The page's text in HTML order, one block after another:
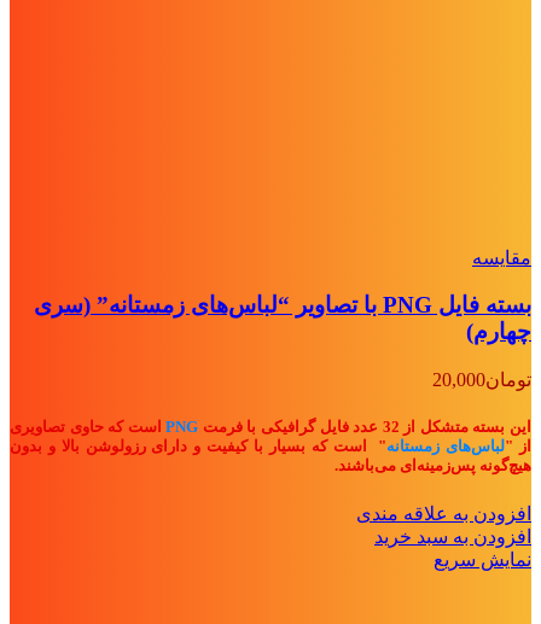
مقايسه
بسته فایل PNG با تصاویر “لباس‌های زمستانه” (سری
چهارم)
تومان20,000
این بسته متشکل از 32 عدد فایل گرافیکی با فرمت PNGاست که حاوی تصاویری
از "لباس‌های زمستانه" است که بسیار با کیفیت و دارای رزولوشن بالا و بدون
هیچ‌گونه پس‌زمینه‌ای می‌باشند.
افزودن به علاقه مندی
افزودن به سبد خرید
نمایش سریع